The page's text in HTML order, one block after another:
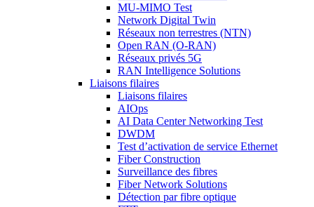
MU-MIMO Test
Network Digital Twin
Réseaux non terrestres (NTN)
Open RAN (O-RAN)
Réseaux privés 5G
RAN Intelligence Solutions
Liaisons filaires
Liaisons filaires
AIOps
AI Data Center Networking Test
DWDM
Test d’activation de service Ethernet
Fiber Construction
Surveillance des fibres
Fiber Network Solutions
Détection par fibre optique